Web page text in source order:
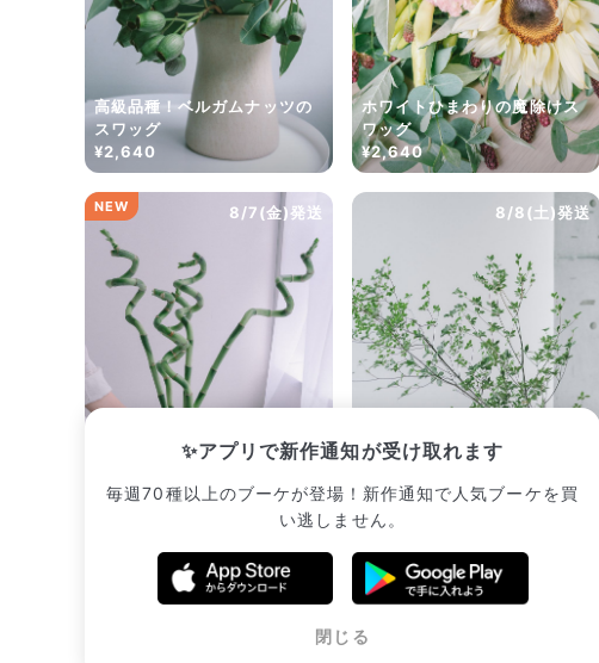
✨アプリで新作通知が受け取れます
毎週70種以上のブーケが登場！新作通知で人気ブーケを買
い逃しません。
閉じる
高級品種！ベルガムナッツの
スワッグ
¥2,640
ホワイトひまわりの魔除けス
ワッグ
¥2,640
8/7(金)発送
NEW
幸せを呼ぶ「スパイラルバン
8/8(土)発送
ドウダンツツジ（ロングサイ
ズ）